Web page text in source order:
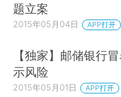
题立案
2015年05月04日 APP打开
【独家】邮储银行
示风险
2015年05月01日 APP打开